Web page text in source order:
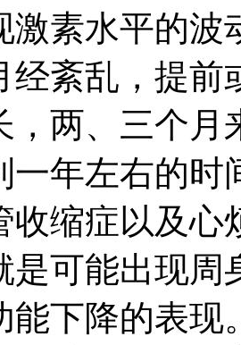
激素水平的波
经紊乱，提
，两、三个
一年左右的时
收缩症以及
是可能出现周
能下降的表